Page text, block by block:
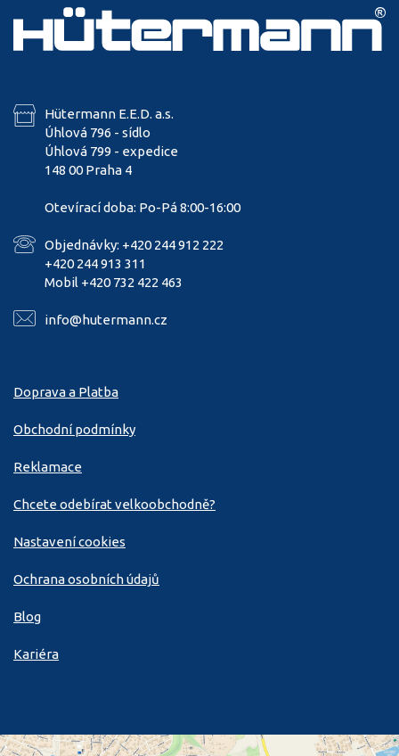
Hütermann E.E.D. a.s.
Úhlová 796 - sídlo
Úhlová 799 - expedice
148 00 Praha 4
Otevírací doba: Po-Pá 8:00-16:00
Objednávky: +420 244 912 222
+420 244 913 311
Mobil +420 732 422 463
info@hutermann.cz
Doprava a Platba
Obchodní podmínky
Reklamace
Chcete odebírat velkoobchodně?
Nastavení cookies
Ochrana osobních údajů
Blog
Kariéra